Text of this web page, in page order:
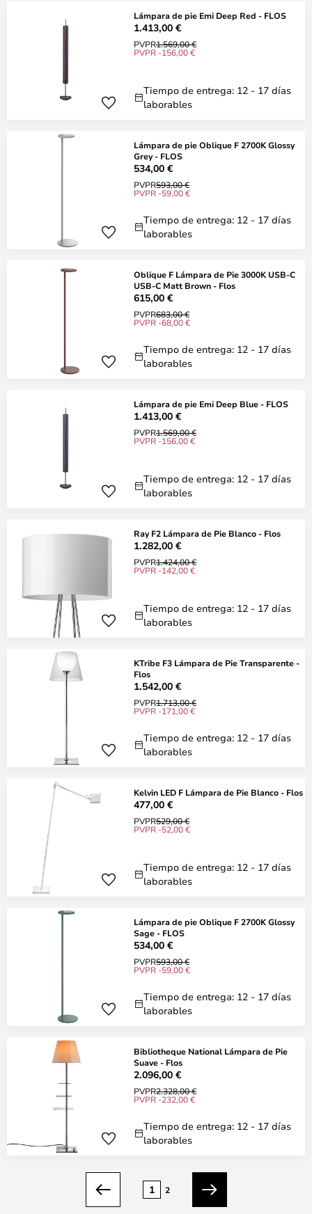
Lámpara de pie Emi Deep Red - FLOS
1.413,00 €
PVPR1.569,00 €
PVPR -156,00 €
Tiempo de entrega: 12 - 17 días
laborables
Lámpara de pie Oblique F 2700K Glossy
Grey - FLOS
534,00 €
PVPR593,00 €
PVPR -59,00 €
Tiempo de entrega: 12 - 17 días
laborables
Oblique F Lámpara de Pie 3000K USB-C
USB-C Matt Brown - Flos
615,00 €
PVPR683,00 €
PVPR -68,00 €
Tiempo de entrega: 12 - 17 días
laborables
Lámpara de pie Emi Deep Blue - FLOS
1.413,00 €
PVPR1.569,00 €
PVPR -156,00 €
Tiempo de entrega: 12 - 17 días
laborables
Ray F2 Lámpara de Pie Blanco - Flos
1.282,00 €
PVPR1.424,00 €
PVPR -142,00 €
Tiempo de entrega: 12 - 17 días
laborables
KTribe F3 Lámpara de Pie Transparente -
Flos
1.542,00 €
PVPR1.713,00 €
PVPR -171,00 €
Tiempo de entrega: 12 - 17 días
laborables
Kelvin LED F Lámpara de Pie Blanco - Flos
477,00 €
PVPR529,00 €
PVPR -52,00 €
Tiempo de entrega: 12 - 17 días
laborables
Lámpara de pie Oblique F 2700K Glossy
Sage - FLOS
534,00 €
PVPR593,00 €
PVPR -59,00 €
Tiempo de entrega: 12 - 17 días
laborables
Bibliotheque National Lámpara de Pie
Suave - Flos
2.096,00 €
PVPR2.328,00 €
PVPR -232,00 €
Tiempo de entrega: 12 - 17 días
laborables
Anterior
1 2
Siguiente